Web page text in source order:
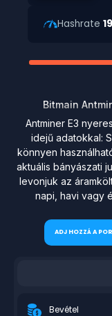
Hashrate
Bitmain
Antminer E3
idejű adatokkal:
könnyen
aktuális bányászati
levonjuk az
napi, havi vagy
ADJ HOZZÁ A
Bevétel